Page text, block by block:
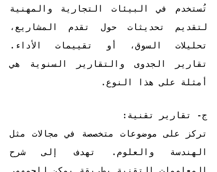
تُستخدم في البيئات التجارية والمهنية
لتقديم تحديثات حول تقدم المشاريع،
تحليلات السوق، أو تقييمات الأداء.
تقارير الجدوى والتقارير السنوية هي
أمثلة على هذا النوع.
ج- تقارير تقنية:
تركز على موضوعات متخصصة في مجالات مثل
الهندسة والعلوم. تهدف إلى شرح